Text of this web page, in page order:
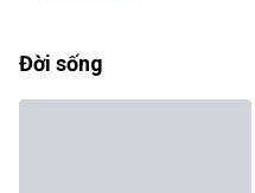
Đời sống